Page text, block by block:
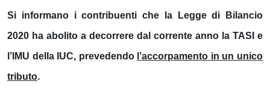
Si informano i contribuenti che la Legge di Bilancio
2020 ha abolito a decorrere dal corrente anno la TASI e
l’IMU della IUC, prevedendo l’accorpamento in un unico
tributo.